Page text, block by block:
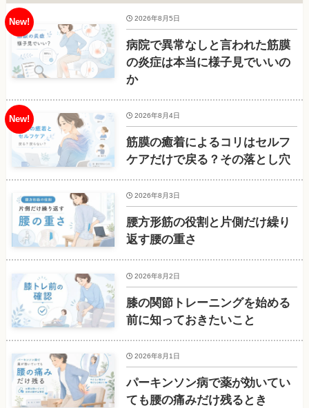
病院で異常なしと言われた筋膜
の炎症は本当に様子見でいいの
か
2026年8月5日
筋膜の癒着によるコリはセルフ
ケアだけで戻る？その落とし穴
2026年8月4日
腰方形筋の役割と片側だけ繰り
返す腰の重さ
2026年8月3日
膝の関節トレーニングを始める
前に知っておきたいこと
2026年8月2日
パーキンソン病で薬が効いてい
ても腰の痛みだけ残るとき
2026年8月1日